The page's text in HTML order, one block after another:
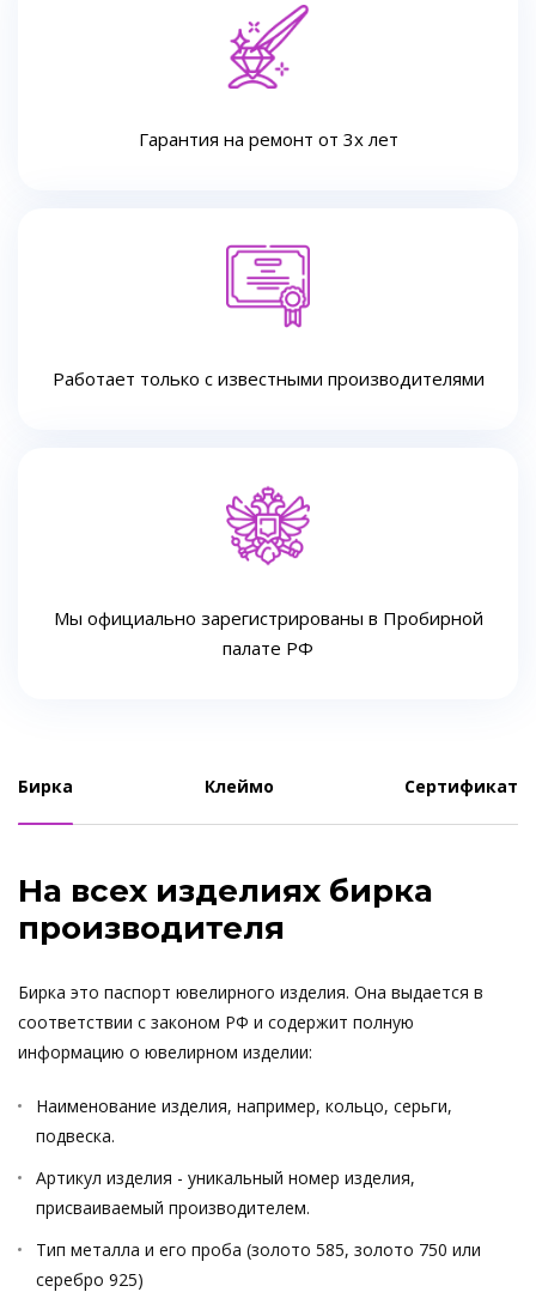
Гарантия на ремонт от 3х лет
Работает только с известными производителями
Мы официально зарегистрированы в Пробирной
палате РФ
Бирка Клеймо Сертификат
На всех изделиях бирка
производителя
Бирка это паспорт ювелирного изделия. Она выдается в
соответствии с законом РФ и содержит полную
информацию о ювелирном изделии:
Наименование изделия, например, кольцо, серьги,
подвеска.
Артикул изделия - уникальный номер изделия,
присваиваемый производителем.
Тип металла и его проба (золото 585, золото 750 или
серебро 925)